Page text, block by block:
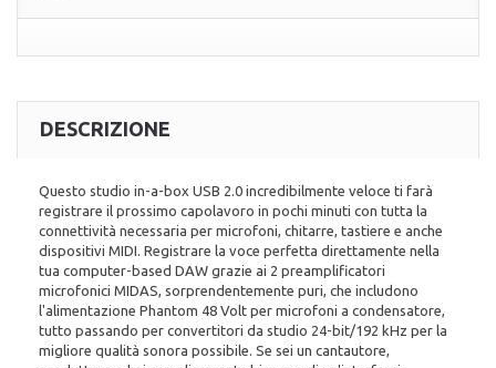
DESCRIZIONE
Questo studio in-a-box USB 2.0 incredibilmente veloce ti farà
registrare il prossimo capolavoro in pochi minuti con tutta la
connettività necessaria per microfoni, chitarre, tastiere e anche
dispositivi MIDI. Registrare la voce perfetta direttamente nella
tua computer-based DAW grazie ai 2 preamplificatori
microfonici MIDAS, sorprendentemente puri, che includono
l'alimentazione Phantom 48 Volt per microfoni a condensatore,
tutto passando per convertitori da studio 24-bit/192 kHz per la
migliore qualità sonora possibile. Se sei un cantautore,